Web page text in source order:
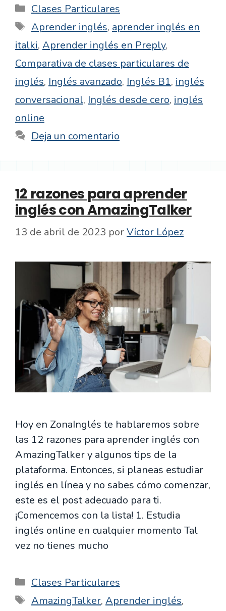
Categorías
Clases Particulares
Etiquetas
Aprender inglés, aprender inglés en
italki, Aprender inglés en Preply,
Comparativa de clases particulares de
inglés, Inglés avanzado, Inglés B1, inglés
conversacional, Inglés desde cero, inglés
online
Deja un comentario
12 razones para aprender
inglés con AmazingTalker
13 de abril de 2023 porVíctor López
Hoy en ZonaInglés te hablaremos sobre
las 12 razones para aprender inglés con
AmazingTalker y algunos tips de la
plataforma. Entonces, si planeas estudiar
inglés en línea y no sabes cómo comenzar,
este es el post adecuado para ti.
¡Comencemos con la lista! 1. Estudia
inglés online en cualquier momento Tal
vez no tienes mucho
Categorías
Clases Particulares
Etiquetas
AmazingTalker, Aprender inglés,